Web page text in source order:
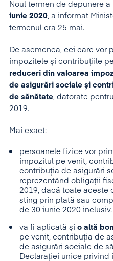
Noul termen de depunere
iunie 2020, a informat
termenul era 25 mai.
De asemenea, cei care vor
impozitele și contribuțiile
reduceri din valoarea
de asigurări sociale și
de sănătate, datorate
2019.
Mai exact:
persoanele fizice vor
impozitul pe venit,
contribuția de asigurări
reprezentând obligații
2019, dacă toate aceste
sting prin plată sau
de 30 iunie 2020 inclusiv.
va fi aplicată și o altă
pe venit, contribuția de
de asigurări sociale de
Declarației unice privind